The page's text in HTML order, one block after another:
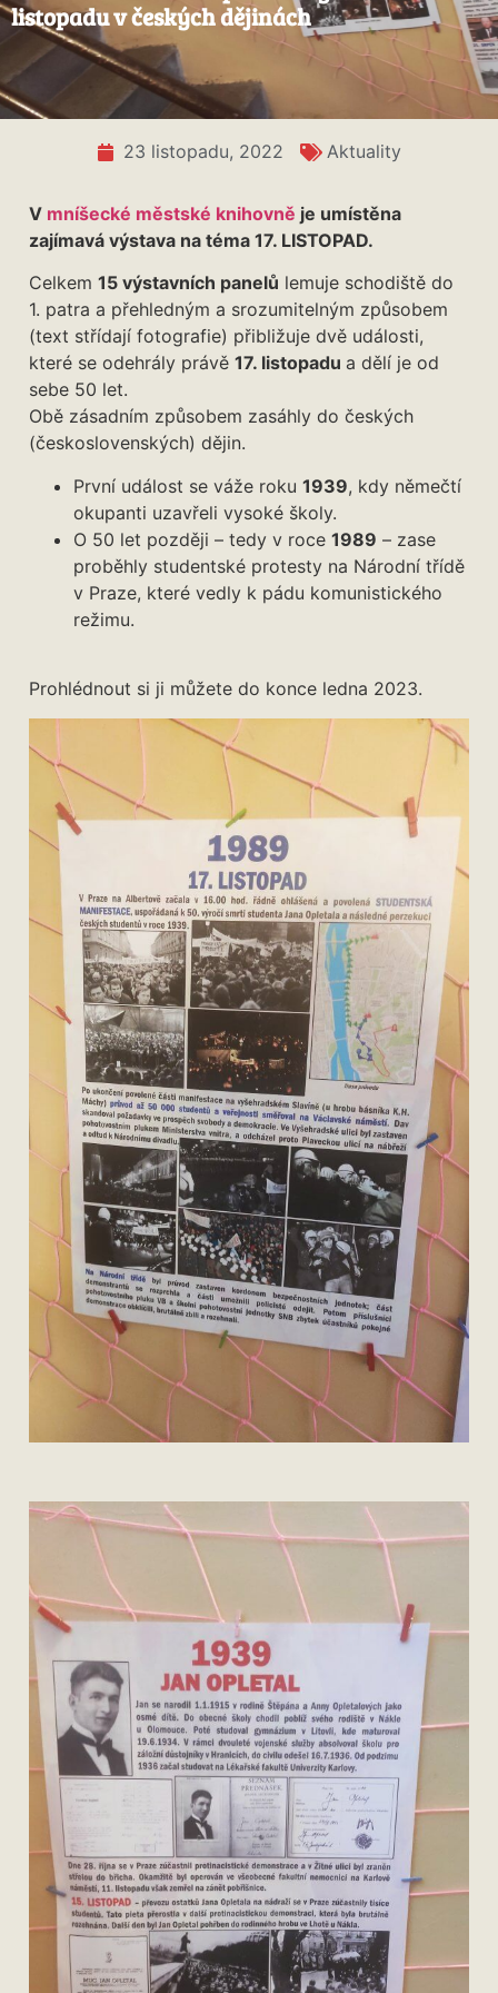
listopadu v českých dějinách
23 listopadu, 2022 Aktuality
V mníšecké městské knihovně je umístěna
zajímavá výstava na téma 17. LISTOPAD.
Celkem 15 výstavních panelů lemuje schodiště do
1. patra a přehledným a srozumitelným způsobem
(text střídají fotografie) přibližuje dvě události,
které se odehrály právě 17. listopadu a dělí je od
sebe 50 let.
Obě zásadním způsobem zasáhly do českých
(československých) dějin.
První událost se váže roku 1939, kdy němečtí
okupanti uzavřeli vysoké školy.
O 50 let později – tedy v roce 1989 – zase
proběhly studentské protesty na Národní třídě
v Praze, které vedly k pádu komunistického
režimu.
Prohlédnout si ji můžete do konce ledna 2023.